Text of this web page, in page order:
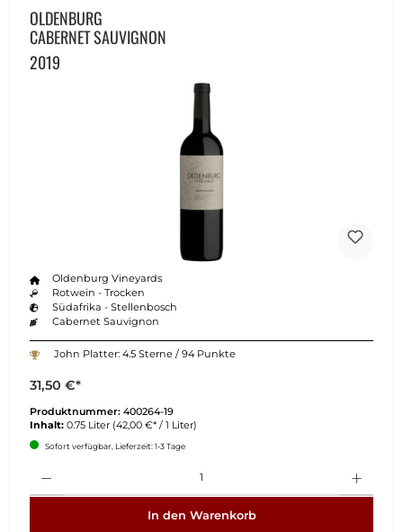
OLDENBURG
CABERNET SAUVIGNON
2019
Oldenburg Vineyards
Rotwein - Trocken
Südafrika - Stellenbosch
Cabernet Sauvignon
John Platter: 4.5 Sterne / 94 Punkte
31,50 €*
Produktnummer: 400264-19
Inhalt: 0.75 Liter (42,00 €* / 1 Liter)
Sofort verfügbar, Lieferzeit: 1-3 Tage
In den Warenkorb